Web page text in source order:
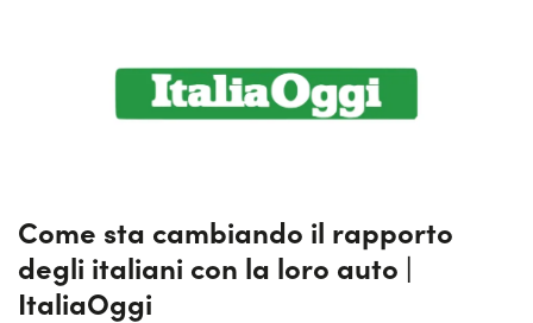
Come sta cambiando il rapporto
degli italiani con la loro auto |
ItaliaOggi